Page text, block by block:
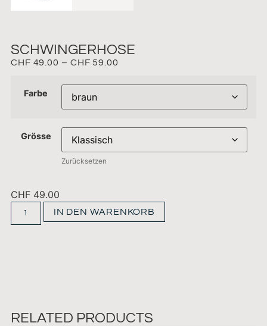
SCHWINGERHOSE
CHF 49.00 – CHF 59.00
Farbe
Grösse
Zurücksetzen
CHF49.00
IN DEN WARENKORB
RELATED PRODUCTS